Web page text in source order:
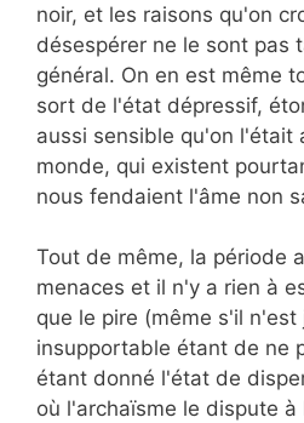
noir, et les raisons qu'on
désespérer ne le sont pas
général. On en est même
sort de l'état dépressif,
aussi sensible qu'on l'était
monde, qui existent
nous fendaient l'âme non
Tout de même, la période
menaces et il n'y a rien à
que le pire (même s'il n'est
insupportable étant de ne
étant donné l'état de
où l'archaïsme le dispute